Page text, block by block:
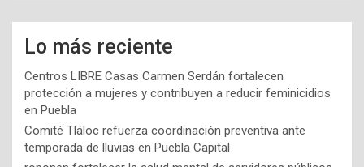
Lo más reciente
Centros LIBRE Casas Carmen Serdán fortalecen
protección a mujeres y contribuyen a reducir feminicidios
en Puebla
Comité Tláloc refuerza coordinación preventiva ante
temporada de lluvias en Puebla Capital